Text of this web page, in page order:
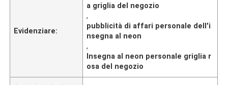
Evidenziare:
a griglia del negozio
,
pubblicità di affari personale dell'i
nsegna al neon
,
Insegna al neon personale griglia r
osa del negozio